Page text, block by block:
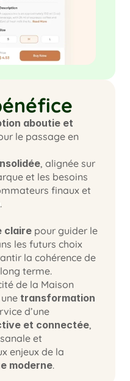
aboutie et
le passage en
, alignée sur
et les besoins
finaux et
claire pour guider le
les futurs choix
la cohérence de
terme.
de la Maison
transformation
et connectée,
et
moderne.